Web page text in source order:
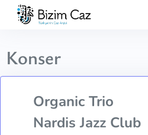
Konser
Organic Trio
Nardis Jazz Club